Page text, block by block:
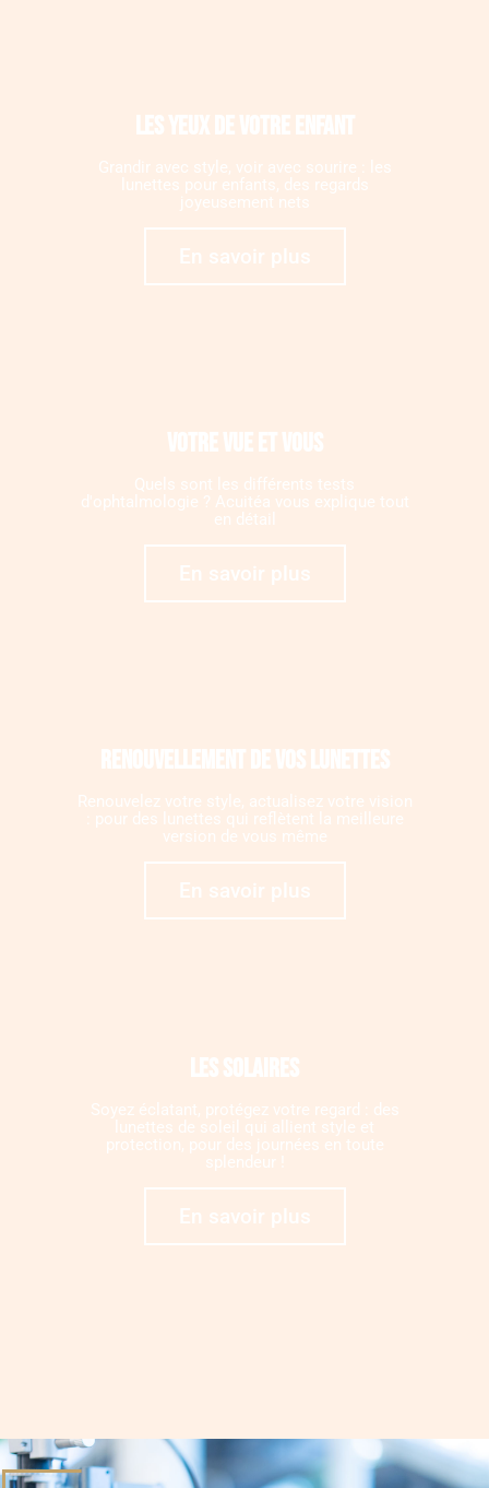
Les yeux de votre enfant
Grandir avec style, voir avec sourire : les
lunettes pour enfants, des regards
joyeusement nets
En savoir plus
Votre vue et vous
Quels sont les différents tests
d'ophtalmologie ? Acuitéa vous explique tout
en détail
En savoir plus
Renouvellement de vos lunettes
Renouvelez votre style, actualisez votre vision
: pour des lunettes qui reflètent la meilleure
version de vous même
En savoir plus
Les solaires
Soyez éclatant, protégez votre regard : des
lunettes de soleil qui allient style et
protection, pour des journées en toute
splendeur !
En savoir plus